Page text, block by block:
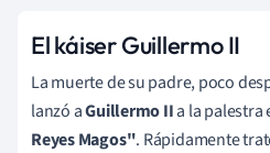
El káiser Guillermo II
La muerte de su padre, poco
lanzó aGuillermo IIa la palestra
Reyes Magos". Rápidamente